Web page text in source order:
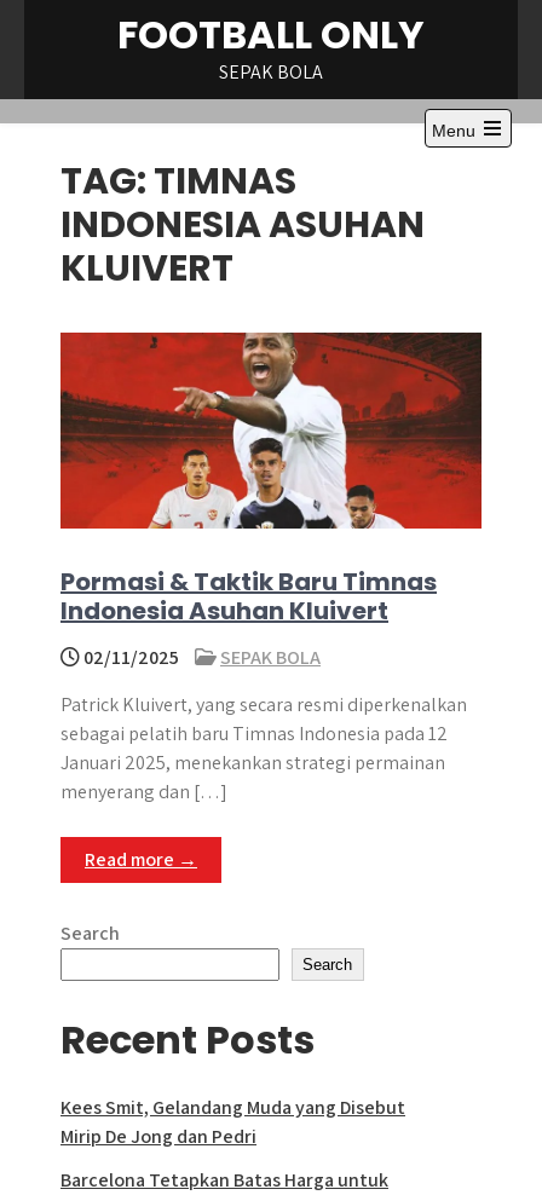
FOOTBALL ONLY
SEPAK BOLA
Menu
Open
TAG:TIMNAS
INDONESIA ASUHAN
KLUIVERT
Pormasi & Taktik Baru Timnas
Indonesia Asuhan Kluivert
02/11/2025
SEPAK BOLA
Patrick Kluivert, yang secara resmi diperkenalkan
sebagai pelatih baru Timnas Indonesia pada 12
Januari 2025, menekankan strategi permainan
menyerang dan […]
Read more →
Search
Search
Recent Posts
Kees Smit, Gelandang Muda yang Disebut
Mirip De Jong dan Pedri
Barcelona Tetapkan Batas Harga untuk